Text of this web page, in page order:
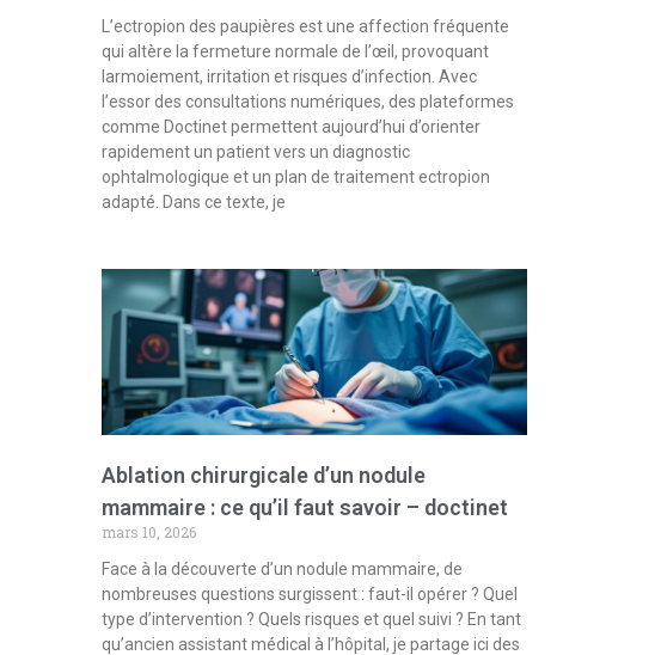
L’ectropion des paupières est une affection fréquente
qui altère la fermeture normale de l’œil, provoquant
larmoiement, irritation et risques d’infection. Avec
l’essor des consultations numériques, des plateformes
comme Doctinet permettent aujourd’hui d’orienter
rapidement un patient vers un diagnostic
ophtalmologique et un plan de traitement ectropion
adapté. Dans ce texte, je
Ablation chirurgicale d’un nodule
mammaire : ce qu’il faut savoir – doctinet
mars 10, 2026
Face à la découverte d’un nodule mammaire, de
nombreuses questions surgissent : faut-il opérer ? Quel
type d’intervention ? Quels risques et quel suivi ? En tant
qu’ancien assistant médical à l’hôpital, je partage ici des